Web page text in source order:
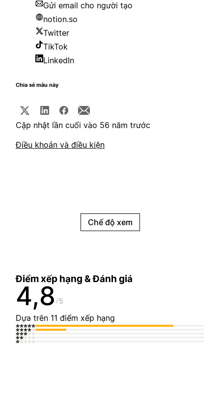
Gửi email cho người tạo
notion.so
Twitter
TikTok
LinkedIn
Chia sẻ mẫu này
Cập nhật lần cuối vào 56 năm trước
Điều khoản và điều kiện
Chế độ xem
Điểm xếp hạng & Đánh giá
4,8 5
Dựa trên 11 điểm xếp hạng